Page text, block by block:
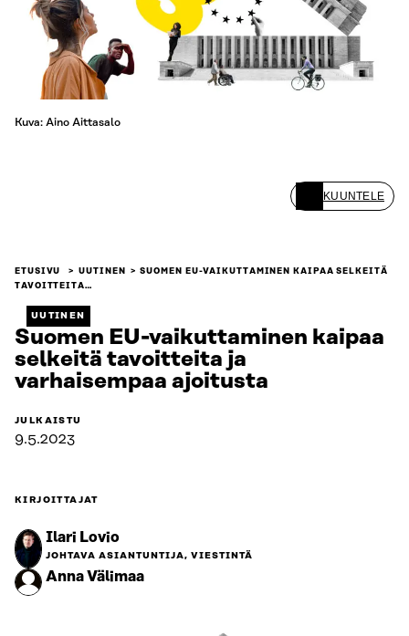
Kuva: Aino Aittasalo
KUUNTELE
ETUSIVU UUTINEN
SUOMEN EU-VAIKUTTAMINEN KAIPAA SELKEITÄ
TAVOITTEITA…
UUTINEN
Suomen EU-vaikuttaminen kaipaa
selkeitä tavoitteita ja
varhaisempaa ajoitusta
JULKAISTU
9.5.2023
KIRJOITTAJAT
Ilari Lovio
JOHTAVA ASIANTUNTIJA, VIESTINTÄ
Anna Välimaa